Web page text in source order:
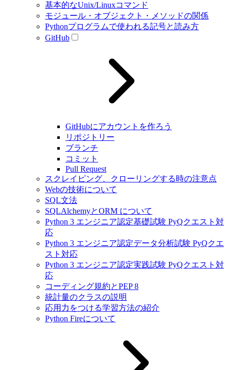
基本的なUnix/Linuxコマンド
モジュール・オブジェクト・メソッドの関係
Pythonプログラムで使われる記号と読み方
GitHub
GitHubにアカウントを作ろう
リポジトリー
ブランチ
コミット
Pull Request
スクレイピング、クローリングする時の注意点
Webの技術について
SQL文法
SQLAlchemyとORM について
Python 3 エンジニア認定基礎試験 PyQクエスト対
応
Python 3 エンジニア認定データ分析試験 PyQクエ
スト対応
Python 3 エンジニア認定実践試験 PyQクエスト対
応
コーディング規約とPEP 8
統計量のクラスの説明
応用力をつける学習方法の紹介
Python Fireについて